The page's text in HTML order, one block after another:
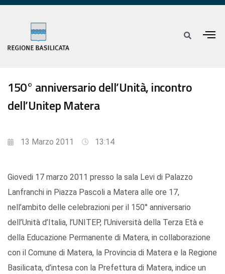
150° anniversario dell’Unità, incontro
dell’Unitep Matera
13 Marzo 2011 13:14
Giovedi 17 marzo 2011 presso la sala Levi di Palazzo
Lanfranchi in Piazza Pascoli a Matera alle ore 17,
nell’ambito delle celebrazioni per il 150° anniversario
dell’Unità d’Italia, l’UNITEP, l’Università della Terza Età e
della Educazione Permanente di Matera, in collaborazione
con il Comune di Matera, la Provincia di Matera e la Regione
Basilicata, d’intesa con la Prefettura di Matera, indice un